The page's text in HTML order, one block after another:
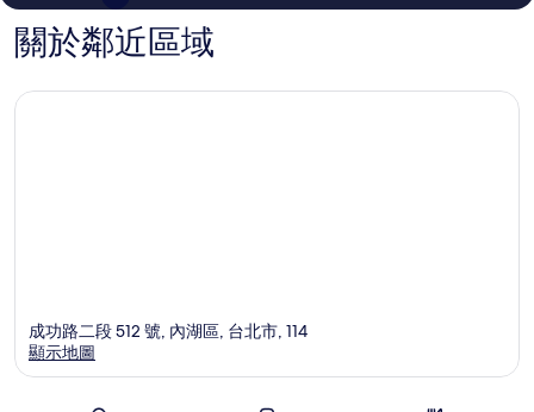
關於鄰近區域
成功路二段 512 號, 內湖區, 台北市, 114
顯示地圖